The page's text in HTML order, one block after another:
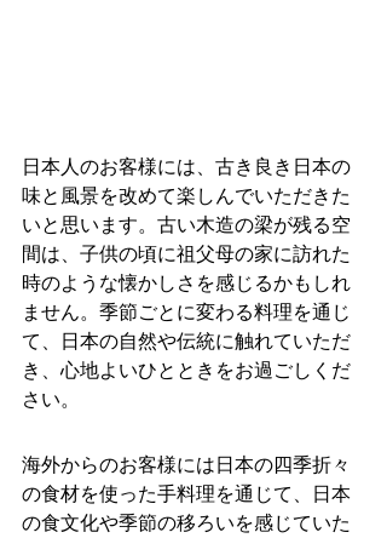
日本人のお客様には、古き良き日本の
味と風景を改めて楽しんでいただきた
いと思います。古い木造の梁が残る空
間は、子供の頃に祖父母の家に訪れた
時のような懐かしさを感じるかもしれ
ません。季節ごとに変わる料理を通じ
て、日本の自然や伝統に触れていただ
き、心地よいひとときをお過ごしくだ
さい。
海外からのお客様には日本の四季折々
の食材を使った手料理を通じて、日本
の食文化や季節の移ろいを感じていた